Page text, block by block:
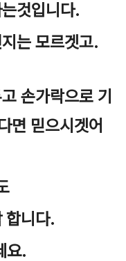
것입니다.
는 모르겟고.
손가락으로 기
면 믿으시겟어
합니다.
요.